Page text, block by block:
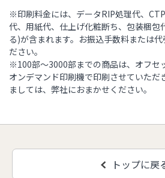
4,000部
52,830円
34,510円
68,000円
47,070円
4,500部
56,240円
38,160円
72,380円
52,040円
69,260円 86,680円
61,470円
※印刷料金には、データRIP処理代、
代、用紙代、仕上げ化粧断ち、包装梱包
る)が含まれます。お振込手数料または
ださい。
※100部～3000部までの商品は、オフセ
オンデマンド印刷機で印刷させていただ
ましては、弊社におまかせください。
トップに戻